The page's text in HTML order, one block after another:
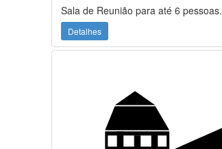
Sala de Reunião para até 6 pessoas.
Detalhes